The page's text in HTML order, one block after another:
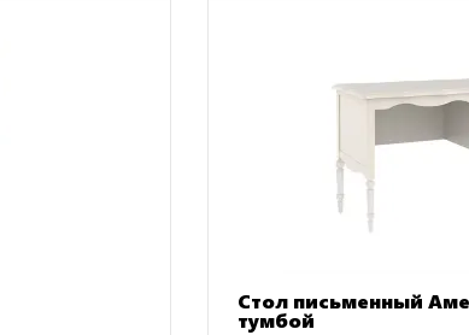
Стол письменный
тумбой